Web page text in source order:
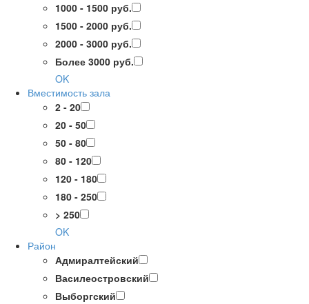
1000 - 1500 руб.
1500 - 2000 руб.
2000 - 3000 руб.
Более 3000 руб.
OK
Вместимость зала
2 - 20
20 - 50
50 - 80
80 - 120
120 - 180
180 - 250
> 250
OK
Район
Адмиралтейский
Василеостровский
Выборгский